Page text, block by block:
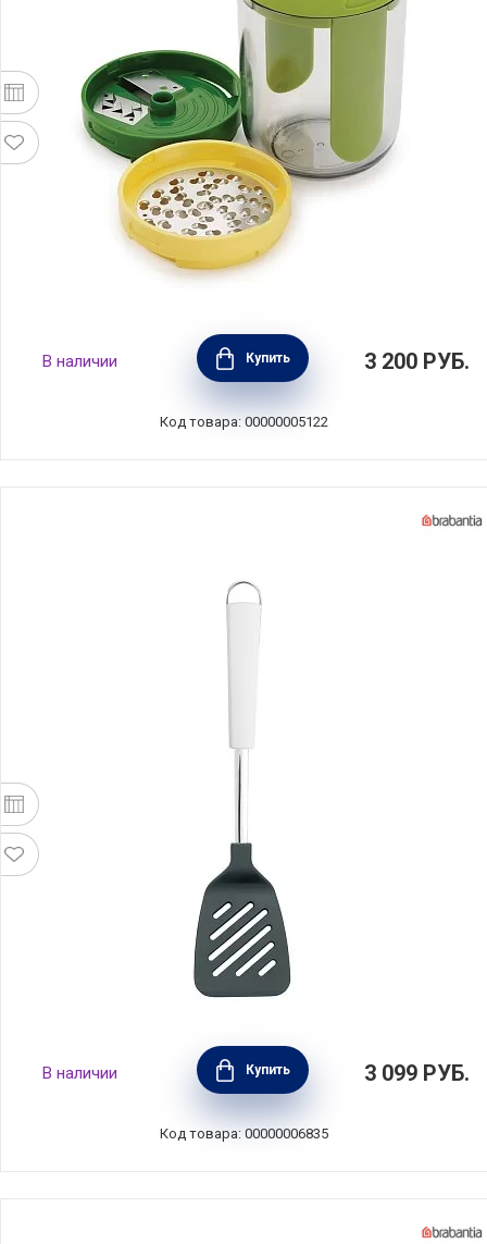
Терка спиралайзер Spiro, 4 предмета,
Joseph Joseph, Великобритания, 20105
В наличии Купить 3 200 РУБ.
Код товара: 00000005122
Лопатка большая Essential, черный,
Brabantia, 400469
В наличии Купить 3 099 РУБ.
Код товара: 00000006835